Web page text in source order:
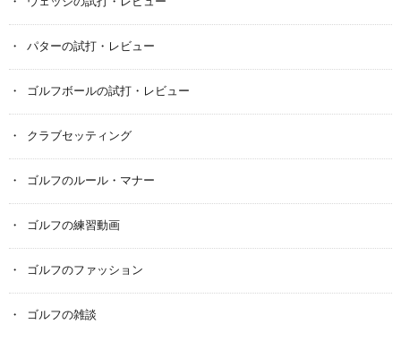
パターの試打・レビュー
ゴルフボールの試打・レビュー
クラブセッティング
ゴルフのルール・マナー
ゴルフの練習動画
ゴルフのファッション
ゴルフの雑談